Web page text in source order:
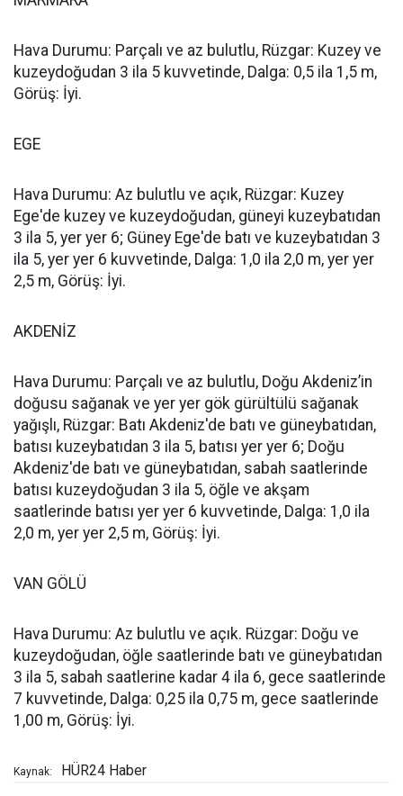
Hava Durumu: Parçalı ve az bulutlu, Rüzgar: Kuzey ve
kuzeydoğudan 3 ila 5 kuvvetinde, Dalga: 0,5 ila 1,5 m,
Görüş: İyi.
EGE
Hava Durumu: Az bulutlu ve açık, Rüzgar: Kuzey
Ege'de kuzey ve kuzeydoğudan, güneyi kuzeybatıdan
3 ila 5, yer yer 6; Güney Ege'de batı ve kuzeybatıdan 3
ila 5, yer yer 6 kuvvetinde, Dalga: 1,0 ila 2,0 m, yer yer
2,5 m, Görüş: İyi.
AKDENİZ
Hava Durumu: Parçalı ve az bulutlu, Doğu Akdeniz’in
doğusu sağanak ve yer yer gök gürültülü sağanak
yağışlı, Rüzgar: Batı Akdeniz'de batı ve güneybatıdan,
batısı kuzeybatıdan 3 ila 5, batısı yer yer 6; Doğu
Akdeniz'de batı ve güneybatıdan, sabah saatlerinde
batısı kuzeydoğudan 3 ila 5, öğle ve akşam
saatlerinde batısı yer yer 6 kuvvetinde, Dalga: 1,0 ila
2,0 m, yer yer 2,5 m, Görüş: İyi.
VAN GÖLÜ
Hava Durumu: Az bulutlu ve açık. Rüzgar: Doğu ve
kuzeydoğudan, öğle saatlerinde batı ve güneybatıdan
3 ila 5, sabah saatlerine kadar 4 ila 6, gece saatlerinde
7 kuvvetinde, Dalga: 0,25 ila 0,75 m, gece saatlerinde
1,00 m, Görüş: İyi.
Kaynak: HÜR24 Haber